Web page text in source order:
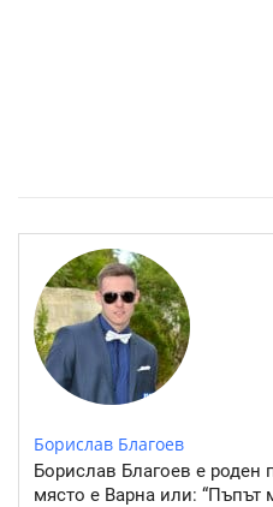
Борислав Благоев
Борислав Благоев е роден
място е Варна или: “Пъпът